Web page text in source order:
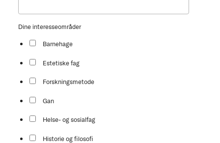
Dine interesseområder
Barnehage
Estetiske fag
Forskningsmetode
Gan
Helse- og sosialfag
Historie og filosofi